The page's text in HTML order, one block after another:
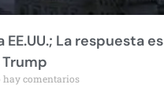
La respuesta es
hay comentarios